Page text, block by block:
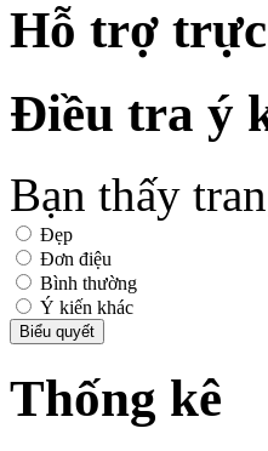
Hỗ trợ
Điều tra ý
Bạn thấy
Đẹp
Đơn điệu
Bình thường
Ý kiến khác
Thống kê